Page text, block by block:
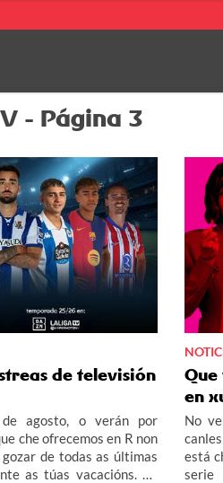
- Página 3
de televisión
agosto, o verán por
che ofrecemos en R non
de todas as últimas
as túas vacacións. En
en
No
está
serie